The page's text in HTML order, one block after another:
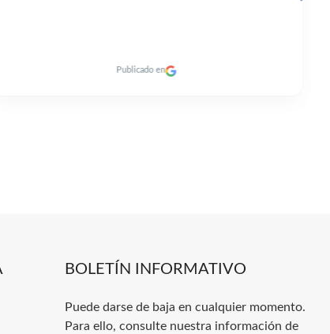
Publicado en
BOLETÍN INFORMATIVO
Puede darse de baja en cualquier momento.
Para ello, consulte nuestra información de